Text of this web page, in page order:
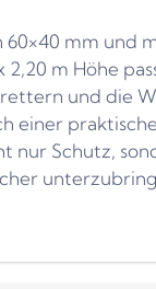
mm und
m Höhe
und die
einer
nur Schutz,